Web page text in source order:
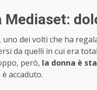
dei volti che ha
da quelli in cui era
però, la donna è
è accaduto.